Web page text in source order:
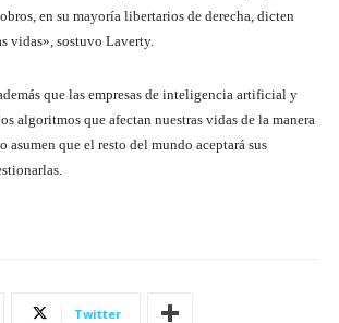
en su mayoría libertarios de derecha, dicten
vidas», sostuvo Laverty.
que las empresas de inteligencia artificial y
algoritmos que afectan nuestras vidas de la manera
asumen que el resto del mundo aceptará sus
Twitter